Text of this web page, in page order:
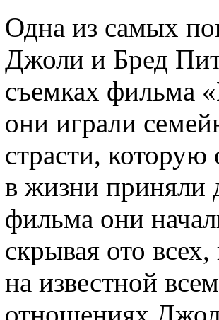
Одна из самых
Джоли и Бред
съемках фильма
они играли
страсти,
в жизни приняли
фильма они
скрывая ото
на известной
отношениях